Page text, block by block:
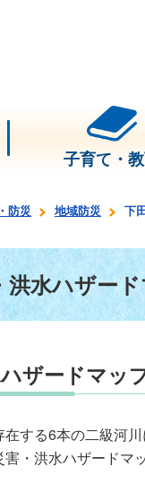
子育て・
防災 地域防災 下
洪水ハザー
ザードマッ
する6本の二級河
・洪水ハザードマ